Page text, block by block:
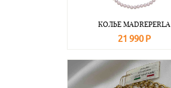
КОЛЬЕ MADREPERLA
21 990 Р